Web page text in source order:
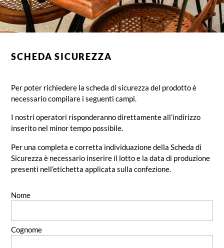
SCHEDA SICUREZZA
Per poter richiedere la scheda di sicurezza del prodotto è
necessario compilare i seguenti campi.
I nostri operatori risponderanno direttamente all’indirizzo
inserito nel minor tempo possibile.
Per una completa e corretta individuazione della Scheda di
Sicurezza è necessario inserire il lotto e la data di produzione
presenti nell’etichetta applicata sulla confezione.
Nome
Cognome